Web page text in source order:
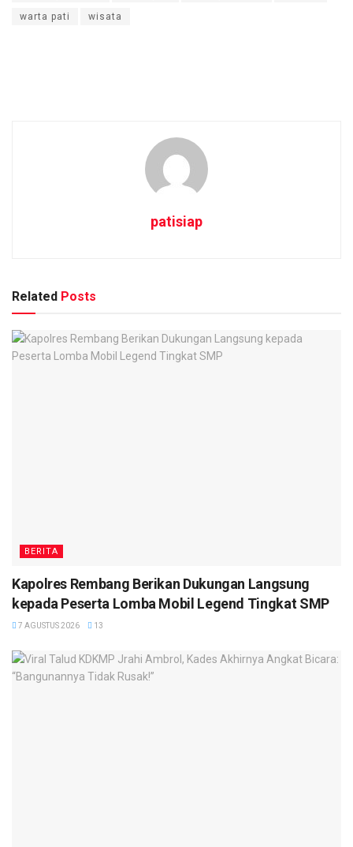
warta pati wisata
patisiap
Related Posts
BERITA
Kapolres Rembang Berikan Dukungan Langsung
kepada Peserta Lomba Mobil Legend Tingkat SMP
7 AGUSTUS 2026 13